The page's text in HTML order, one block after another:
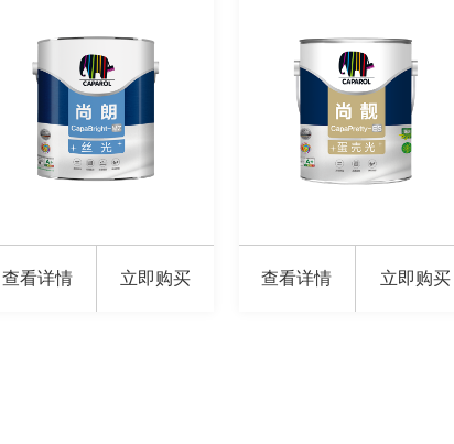
查看详情 立即购买 查看详情 立即购买